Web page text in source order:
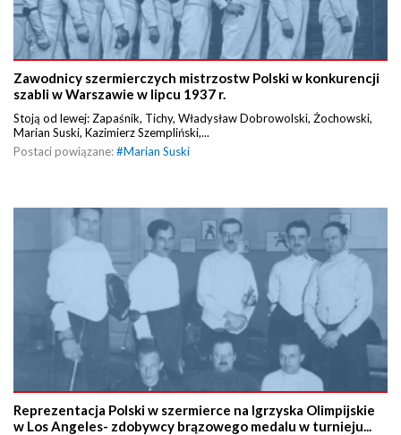
Zawodnicy szermierczych mistrzostw Polski w konkurencji
szabli w Warszawie w lipcu 1937 r.
Stoją od lewej: Zapaśnik, Tichy, Władysław Dobrowolski, Żochowski,
Marian Suski, Kazimierz Szempliński,...
Postaci powiązane:#Marian Suski
Reprezentacja Polski w szermierce na Igrzyska Olimpijskie
w Los Angeles- zdobywcy brązowego medalu w turnieju...